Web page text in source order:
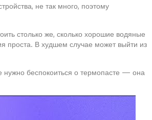
не так много, поэтому
столько же, сколько хорошие водяные
проста. В худшем случае может выйти из
нужно беспокоиться о термопасте — она